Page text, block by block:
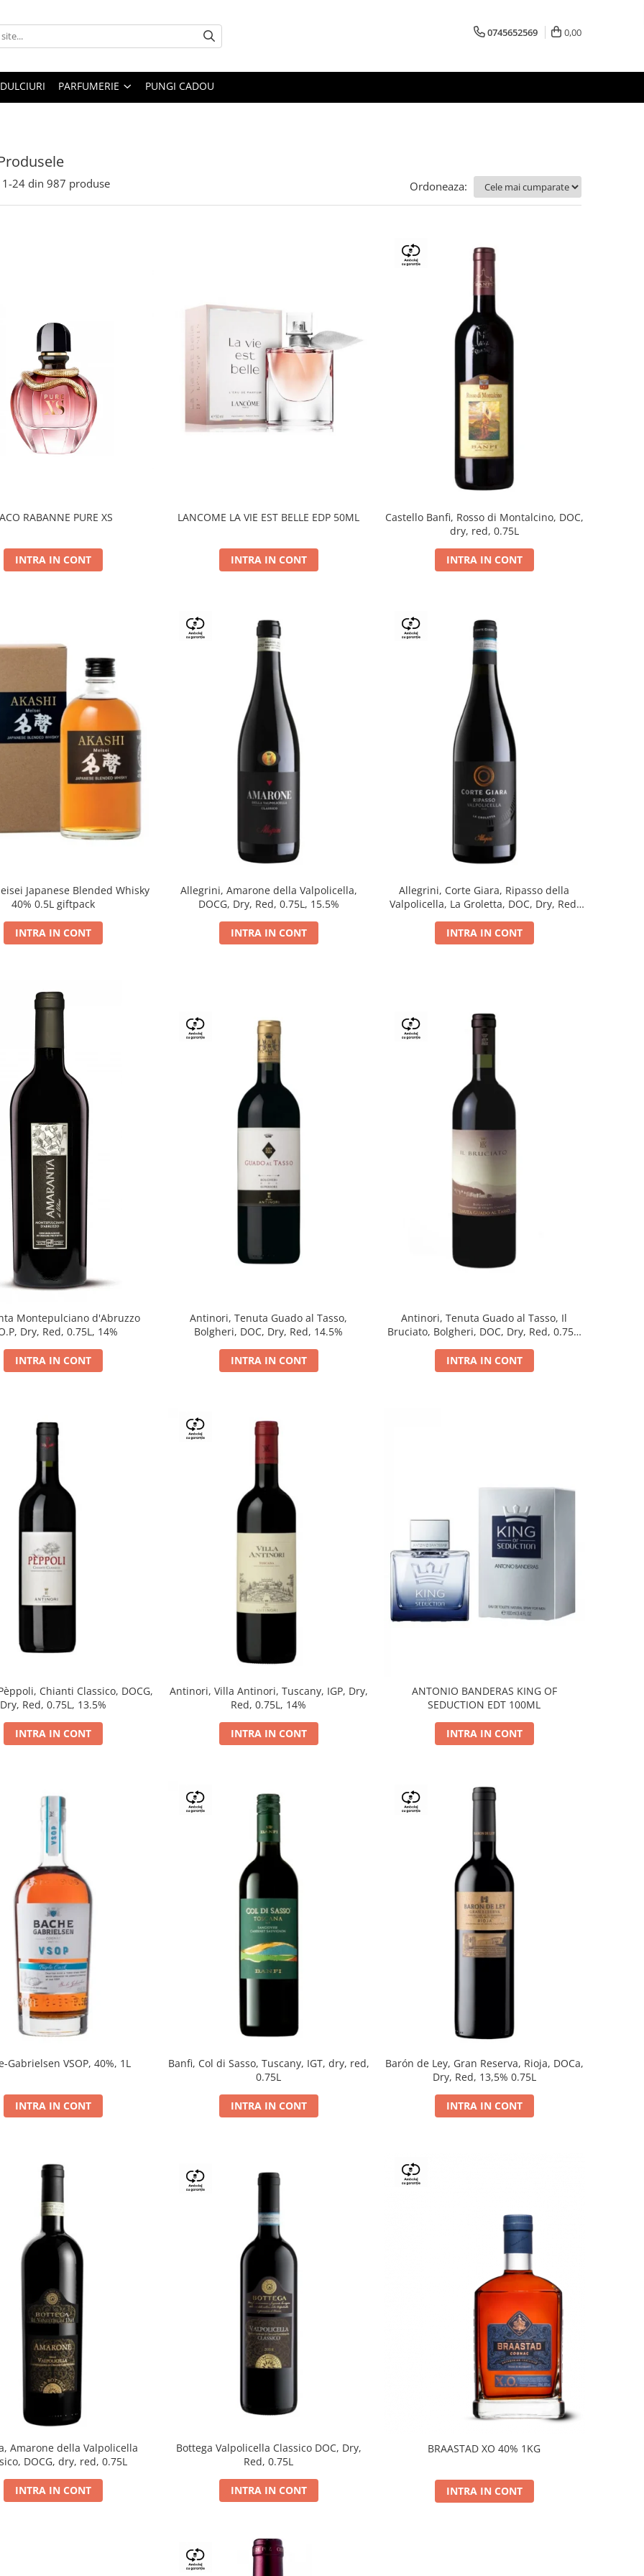
0745652569 0,00
DULCIURI PARFUMERIE PUNGI CADOU
1-24 din 987 produse Ordoneaza:
RABANNE PURE XS
INTRA IN CONT
LANCOME LA VIE EST BELLE EDP 50ML
INTRA IN CONT
Castello Banfi, Rosso di Montalcino, DOC,
dry, red, 0.75L
INTRA IN CONT
Japanese Blended Whisky
40% 0.5L giftpack
INTRA IN CONT
Allegrini, Amarone della Valpolicella,
DOCG, Dry, Red, 0.75L, 15.5%
INTRA IN CONT
Allegrini, Corte Giara, Ripasso della
Valpolicella, La Groletta, DOC, Dry, Red,
INTRA IN CONT
Montepulciano d'Abruzzo
Dry, Red, 0.75L, 14%
INTRA IN CONT
Antinori, Tenuta Guado al Tasso,
Bolgheri, DOC, Dry, Red, 14.5%
INTRA IN CONT
Antinori, Tenuta Guado al Tasso, Il
Bruciato, Bolgheri, DOC, Dry, Red, 0.75L,
INTRA IN CONT
Chianti Classico, DOCG,
Dry, Red, 0.75L, 13.5%
INTRA IN CONT
Antinori, Villa Antinori, Tuscany, IGP, Dry,
Red, 0.75L, 14%
INTRA IN CONT
ANTONIO BANDERAS KING OF
SEDUCTION EDT 100ML
INTRA IN CONT
Gabrielsen VSOP, 40%, 1L
INTRA IN CONT
Banfi, Col di Sasso, Tuscany, IGT, dry, red,
0.75L
INTRA IN CONT
Barón de Ley, Gran Reserva, Rioja, DOCa,
Dry, Red, 13,5% 0.75L
INTRA IN CONT
Amarone della Valpolicella
DOCG, dry, red, 0.75L
INTRA IN CONT
Bottega Valpolicella Classico DOC, Dry,
Red, 0.75L
INTRA IN CONT
BRAASTAD XO 40% 1KG
INTRA IN CONT